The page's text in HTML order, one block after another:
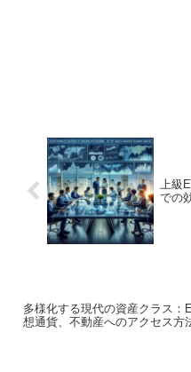
上級
での
多様化する現代の資産クラス：
想通貨、不動産へのアクセス方